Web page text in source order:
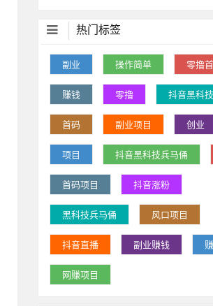
热门标签
副业 操作简单 零撸
赚钱 零撸 抖音黑科技
首码 副业项目 创业
项目 抖音黑科技兵马俑
首码项目 抖音涨粉
黑科技兵马俑 风口项目
抖音直播 副业赚钱
网赚项目